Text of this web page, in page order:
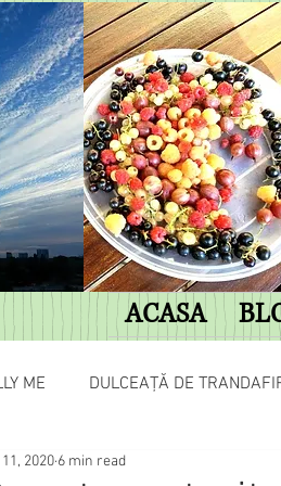
ACASA
ME DULCEAȚĂ DE
2020 6 min read